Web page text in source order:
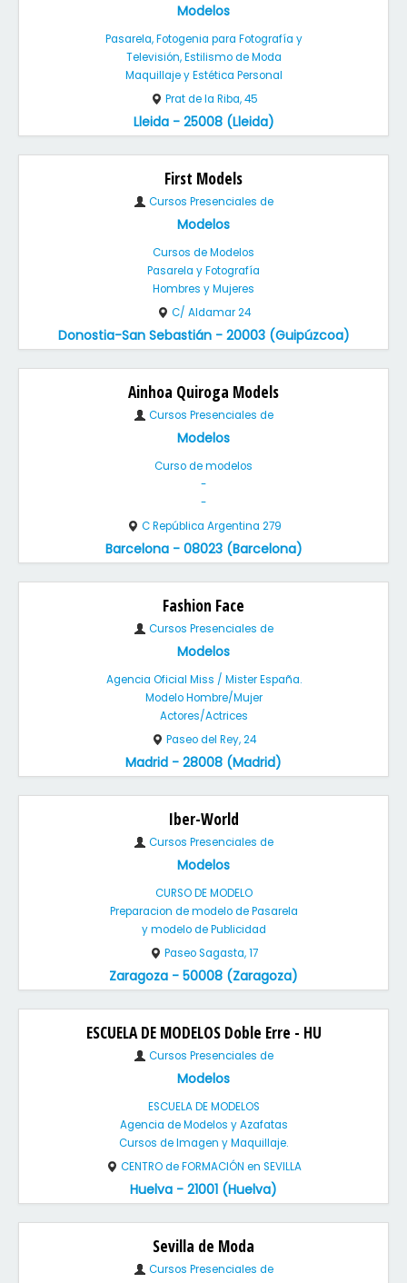
Modelos
Pasarela, Fotogenia para Fotografía y
Televisión, Estilismo de Moda
Maquillaje y Estética Personal
Prat de la Riba, 45
Lleida - 25008 (Lleida)
First Models
Cursos Presenciales de
Modelos
Cursos de Modelos
Pasarela y Fotografía
Hombres y Mujeres
C/ Aldamar 24
Donostia-San Sebastián - 20003 (Guipúzcoa)
Ainhoa Quiroga Models
Cursos Presenciales de
Modelos
Curso de modelos
-
-
C República Argentina 279
Barcelona - 08023 (Barcelona)
Fashion Face
Cursos Presenciales de
Modelos
Agencia Oficial Miss / Mister España.
Modelo Hombre/Mujer
Actores/Actrices
Paseo del Rey, 24
Madrid - 28008 (Madrid)
Iber-World
Cursos Presenciales de
Modelos
CURSO DE MODELO
Preparacion de modelo de Pasarela
y modelo de Publicidad
Paseo Sagasta, 17
Zaragoza - 50008 (Zaragoza)
ESCUELA DE MODELOS Doble Erre - HU
Cursos Presenciales de
Modelos
ESCUELA DE MODELOS
Agencia de Modelos y Azafatas
Cursos de Imagen y Maquillaje.
CENTRO de FORMACIÓN en SEVILLA
Huelva - 21001 (Huelva)
Sevilla de Moda
Cursos Presenciales de